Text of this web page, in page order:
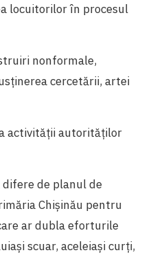
locuitorilor în procesul
nonformale,
cercetării, artei
activităţii autorităţilor
de planul de
Chișinău pentru
ar dubla eforturile
scuar, aceleiași curți,